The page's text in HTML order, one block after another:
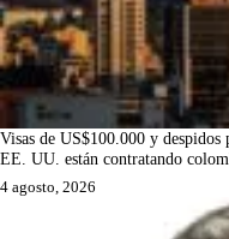
Visas de US$100.000 y
EE. UU. están contratando
4 agosto, 2026